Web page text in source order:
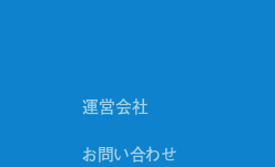
運営会社
お問い合わせ